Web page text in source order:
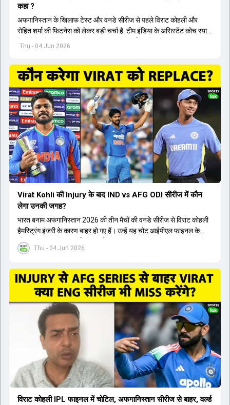
Thu - 04 Jun 2026
कहा ?
अफगानिस्तान के खिलाफ टेस्ट और वनडे सीरीज से पहले विराट कोहली और
रोहित शर्मा की फिटनेस को लेकर बड़ी चर्चा है. टीम इंडिया के असिस्टेंट कोच रयान
टेन डोशेट ने दोनों खिलाड़ियों की चोट पर महत्वपूर्ण अपडेट दिया है.
Thu - 04 Jun 2026
Virat Kohli की Injury के बाद IND vs AFG ODI सीरीज में कौन
लेगा उनकी जगह?
भारत बनाम अफगानिस्तान 2026 की तीन मैचों की वनडे सीरीज से विराट कोहली
हैमस्ट्रिंग इंजरी के कारण बाहर हो गए हैं। उन्हें यह चोट आईपीएल फाइनल के
दौरान लगी थी। रोहित शर्मा और हार्दिक पांड्या की फिटनेस पर भी अभी सवाल हैं,
इसलिए नंबर तीन पर कोहली की जगह एक मजबूत विकल्प खोजना जरूरी है। इस
रुतुराज गायकवाड़ 58.8 की लिस्ट ए औसत के साथ एक मजबूत विकल्प हैं। संजू
सैमसन भी बड़े दावेदार हैं, जिनका वनडे क्रिकेट में 56 से ज्यादा का औसत है।
यशस्वी जायसवाल को भी मौका मिल सकता है, हालांकि उनके बैटिंग ऑर्डर पर
विचार करना होगा। इसके अलावा 82 से ज्यादा की लिस्ट ए औसत वाले देवदत्त
पडिक्कल भी एक शानदार विकल्प हो सकते हैं। टीम मैनेजमेंट स्क्वाड में पहले से
मौजूद ईशान किशन को भी नंबर तीन पर खिलाने का फैसला कर सकती है।
विराट कोहली IPL फाइनल में चोटिल, अफगानिस्तान सीरीज से बाहर, वर्ल्ड